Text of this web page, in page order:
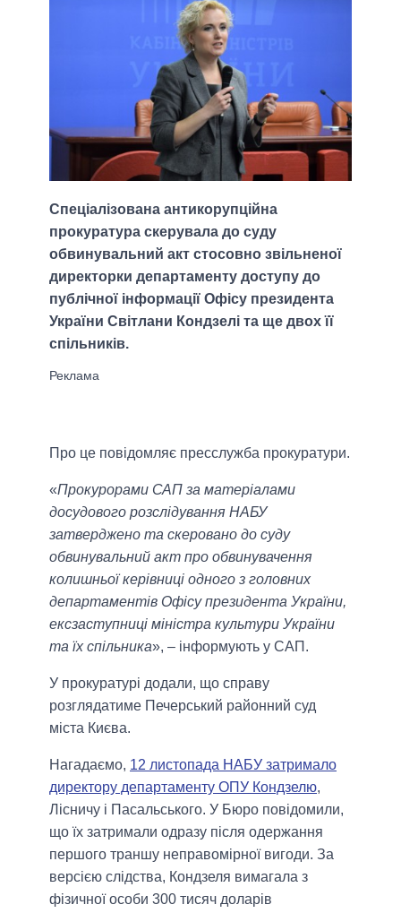
Спеціалізована антикорупційна
прокуратура скерувала до суду
обвинувальний акт стосовно звільненої
директорки департаменту доступу до
публічної інформації Офісу президента
України Світлани Кондзелі та ще двох її
спільників.
Про це повідомляє пресслужба прокуратури.
«Прокурорами САП за матеріалами
досудового розслідування НАБУ
затверджено та скеровано до суду
обвинувальний акт про обвинувачення
колишньої керівниці одного з головних
департаментів Офісу президента України,
ексзаступниці міністра культури України
та їх спільника», – інформують у САП.
У прокуратурі додали, що справу
розглядатиме Печерський районний суд
міста Києва.
Нагадаємо, 12 листопада НАБУ затримало
директору департаменту ОПУ Кондзелю,
Лісничу і Пасальського. У Бюро повідомили,
що їх затримали одразу після одержання
першого траншу неправомірної вигоди. За
версією слідства, Кондзеля вимагала з
фізичної особи 300 тисяч доларів